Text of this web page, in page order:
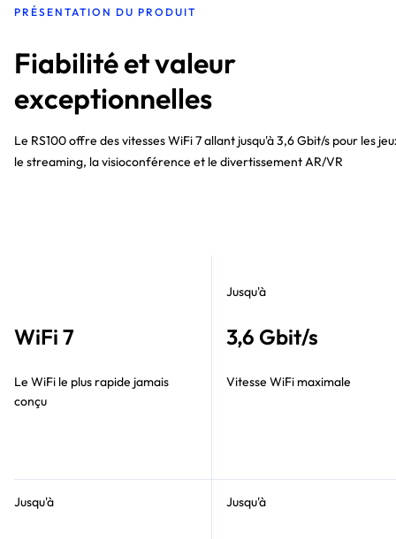
PRÉSENTATION DU PRODUIT
Fiabilité et valeur
exceptionnelles
Le RS100 offre des vitesses WiFi 7 allant jusqu'à 3,6 Gbit/s pour les
le streaming, la visioconférence et le divertissement AR/VR
WiFi 7
Le WiFi le plus rapide jamais
conçu
Jusqu'à
3,6 Gbit/s
Vitesse WiFi maximale
Jusqu'à Jusqu'à